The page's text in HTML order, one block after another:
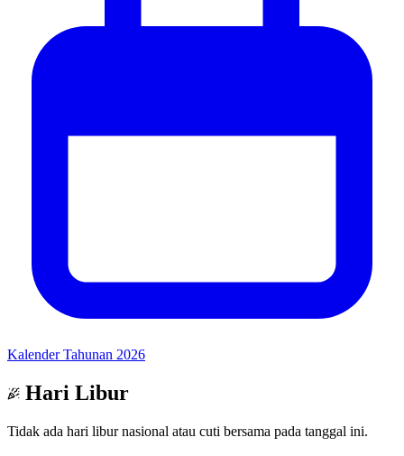
Kalender Tahunan 2026
Hari Libur
Tidak ada hari libur nasional atau cuti bersama pada tanggal ini.